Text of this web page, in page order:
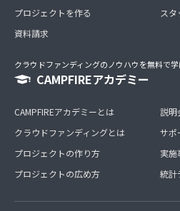
プロジェクトを作る
資料請求
ス
クラウドファンディングのノウハウを無料で学
CAMPFIREアカデミー
CAMPFIREアカデミーとは
クラウドファンディングとは
プロジェクトの作り方
プロジェクトの広め方
説明
サポ
実施
統計